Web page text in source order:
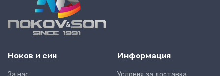
Ноков и син
За нас
Информация
Условия за доставка